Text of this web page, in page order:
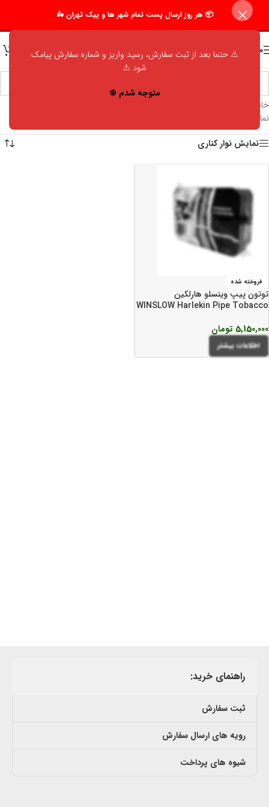
⚠️ حتما بعد از ثبت سفارش، رسید واریز و شماره سفارش پیامک
شود ⚠️
متوجه شدم ⊗
📦 هر روز ارسال پست تمام شهر ها و پیک تهران 🛵
منو
خانه
نمایش یک نتیجه
نمایش نوار کناری
فروخته شده
توتون پیپ وینسلو هارلکین
WINSLOW Harlekin Pipe Tobacco
5,150,000 تومان
اطلاعات بیشتر
راهنمای خرید:
ثبت سفارش
رویه های ارسال سفارش
شیوه های پرداخت